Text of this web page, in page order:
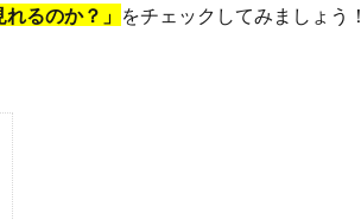
るのか？」 をチェックしてみましょう！